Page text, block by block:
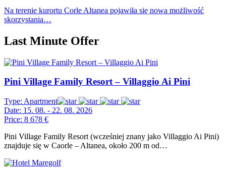
Na terenie kurortu Corle Altanea pojawiła się nowa możliwość
skorzystania…
Last Minute Offer
Pini Village Family Resort – Villaggio Ai Pini
Type: Apartment
Date: 15. 08. - 22. 08. 2026
Price: 8 678 €
Pini Village Family Resort (wcześniej znany jako Villaggio Ai Pini)
znajduje się w Caorle – Altanea, około 200 m od…